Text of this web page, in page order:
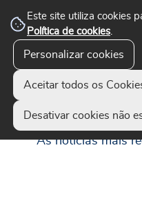
Este site utiliza cookies
Política de cookies.
Personalizar cookies
Aceitar todos os
Desativar cookies não
As notícias mais